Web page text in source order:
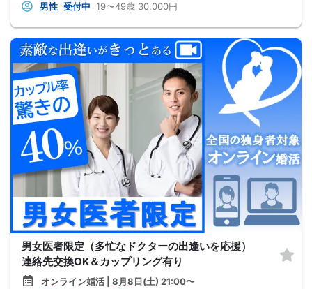
男性 受付中 19〜49歳 30,000円
男女医者限定（多忙なドクターの出逢いを応援）
連絡先交換OK＆カップリング有り
オンライン婚活 | 8月8日(土) 21:00〜